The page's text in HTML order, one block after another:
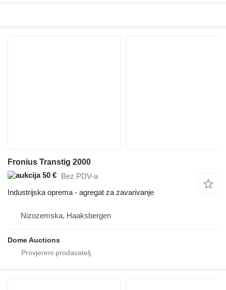
Fronius Transtig 2000
50 € Bez PDV-a
Industrijska oprema - agregat za zavarivanje
Nizozemska, Haaksbergen
Dome Auctions